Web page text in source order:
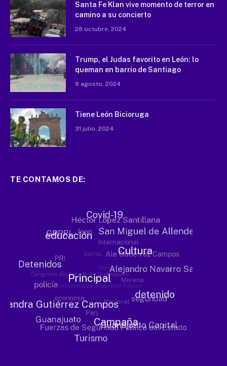
Santa Fe Klan vive momento de terror en
camino a su concierto
28 octubre, 2024
Trump, el Judas favorito en León: lo
queman en barrio de Santiago
8 agosto, 2024
Tiene León Bicioruga
31 julio, 2024
TE CONTAMOS DE: